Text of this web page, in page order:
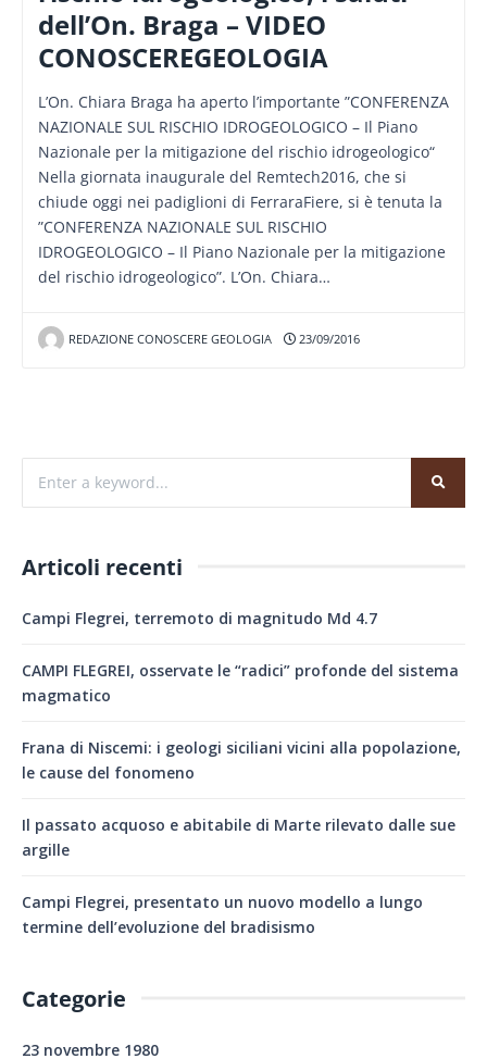
dell’On. Braga – VIDEO
CONOSCEREGEOLOGIA
L’On. Chiara Braga ha aperto l’importante ”CONFERENZA
NAZIONALE SUL RISCHIO IDROGEOLOGICO – Il Piano
Nazionale per la mitigazione del rischio idrogeologico“
Nella giornata inaugurale del Remtech2016, che si
chiude oggi nei padiglioni di FerraraFiere, si è tenuta la
”CONFERENZA NAZIONALE SUL RISCHIO
IDROGEOLOGICO – Il Piano Nazionale per la mitigazione
del rischio idrogeologico”. L’On. Chiara…
REDAZIONE CONOSCERE GEOLOGIA 23/09/2016
Articoli recenti
Campi Flegrei, terremoto di magnitudo Md 4.7
CAMPI FLEGREI, osservate le “radici” profonde del sistema
magmatico
Frana di Niscemi: i geologi siciliani vicini alla popolazione,
le cause del fonomeno
Il passato acquoso e abitabile di Marte rilevato dalle sue
argille
Campi Flegrei, presentato un nuovo modello a lungo
termine dell’evoluzione del bradisismo
Categorie
23 novembre 1980